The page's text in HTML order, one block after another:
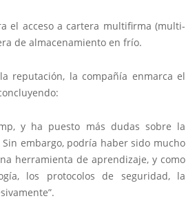
el acceso a cartera multifirma (multi-
de almacenamiento en frío.
reputación, la compañía enmarca el
y ha puesto más dudas sobre la
embargo, podría haber sido mucho
herramienta de aprendizaje, y como
los protocolos de seguridad, la